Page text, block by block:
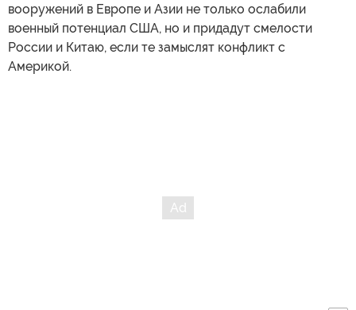
вооружений в Европе и Азии не только ослабили
военный потенциал США, но и придадут смелости
России и Китаю, если те замыслят конфликт с
Америкой.